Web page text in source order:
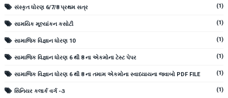
સંસ્કૃત ધોરણ 6/7/8 પ્રથમ સત્ર (1)
સામયિક મૂલ્યાંકન કસોટી (1)
સામાજિક વિજ્ઞાન ધોરણ 10 (1)
સામાજિક વિજ્ઞાન ધોરણ 6 થી 8 ના એકમોના ટેસ્ટ પેપર (1)
સામાજિક વિજ્ઞાન ધોરણ 6 થી 8 ના તમામ એકમોના સ્વાધ્યાયના જવાબો PDF FILE (1)
સિનિયર કલાર્ક વર્ગ -૩ (1)